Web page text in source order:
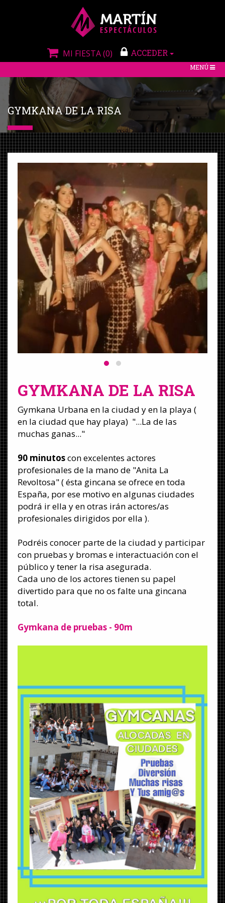
MI FIESTA(0) ACCEDER
TOGGLE
MENÚ
GYMKANA DE LA RISA
GYMKANA DE LA RISA
Gymkana Urbana en la ciudad y en la playa (
en la ciudad que hay playa) "...La de las
muchas ganas..."
90 minutoscon excelentes actores
profesionales de la mano de "Anita La
Revoltosa" ( ésta gincana se ofrece en toda
España, por ese motivo en algunas ciudades
podrá ir ella y en otras irán actores/as
profesionales dirigidos por ella ).
Podréis conocer parte de la ciudad y participar
con pruebas y bromas e interactuación con el
público y tener la risa asegurada.
Cada uno de los actores tienen su papel
divertido para que no os falte una gincana
total.
Gymkana de pruebas - 90m